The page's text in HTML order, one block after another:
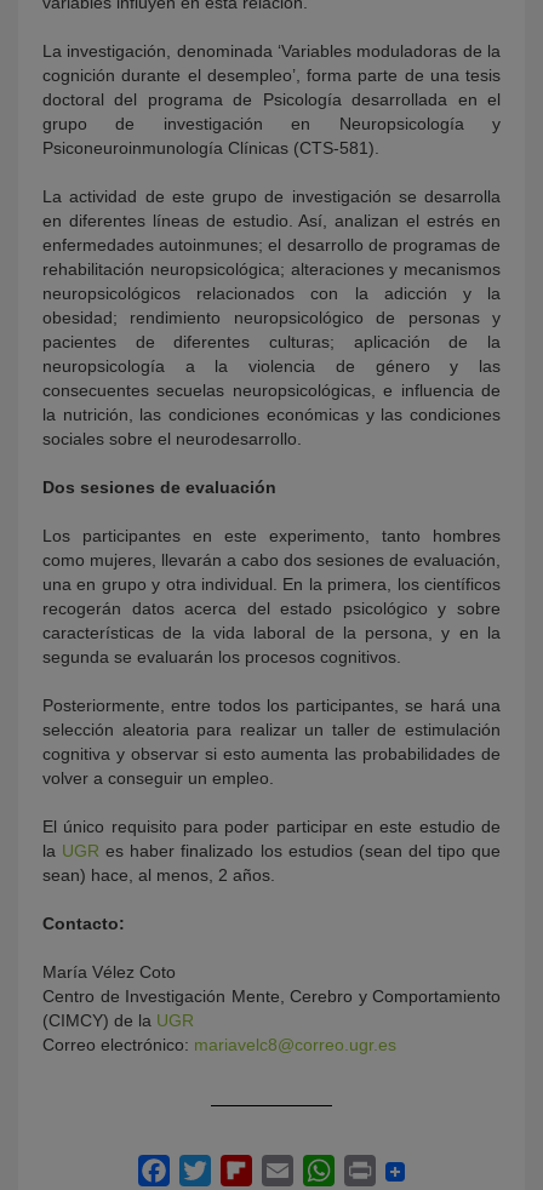
La investigación, denominada ‘Variables moduladoras de la
cognición durante el desempleo’, forma parte de una tesis
doctoral del programa de Psicología desarrollada en el
grupo de investigación en Neuropsicología y
Psiconeuroinmunología Clínicas (CTS-581).
La actividad de este grupo de investigación se desarrolla
en diferentes líneas de estudio. Así, analizan el estrés en
enfermedades autoinmunes; el desarrollo de programas de
rehabilitación neuropsicológica; alteraciones y mecanismos
neuropsicológicos relacionados con la adicción y la
obesidad; rendimiento neuropsicológico de personas y
pacientes de diferentes culturas; aplicación de la
neuropsicología a la violencia de género y las
consecuentes secuelas neuropsicológicas, e influencia de
la nutrición, las condiciones económicas y las condiciones
sociales sobre el neurodesarrollo.
Dos sesiones de evaluación
Los participantes en este experimento, tanto hombres
como mujeres, llevarán a cabo dos sesiones de evaluación,
una en grupo y otra individual. En la primera, los científicos
recogerán datos acerca del estado psicológico y sobre
características de la vida laboral de la persona, y en la
segunda se evaluarán los procesos cognitivos.
Posteriormente, entre todos los participantes, se hará una
selección aleatoria para realizar un taller de estimulación
cognitiva y observar si esto aumenta las probabilidades de
volver a conseguir un empleo.
El único requisito para poder participar en este estudio de
la UGR es haber finalizado los estudios (sean del tipo que
sean) hace, al menos, 2 años.
Contacto:
María Vélez Coto
Centro de Investigación Mente, Cerebro y Comportamiento
(CIMCY) de la UGR
Correo electrónico: mariavelc8@correo.ugr.es